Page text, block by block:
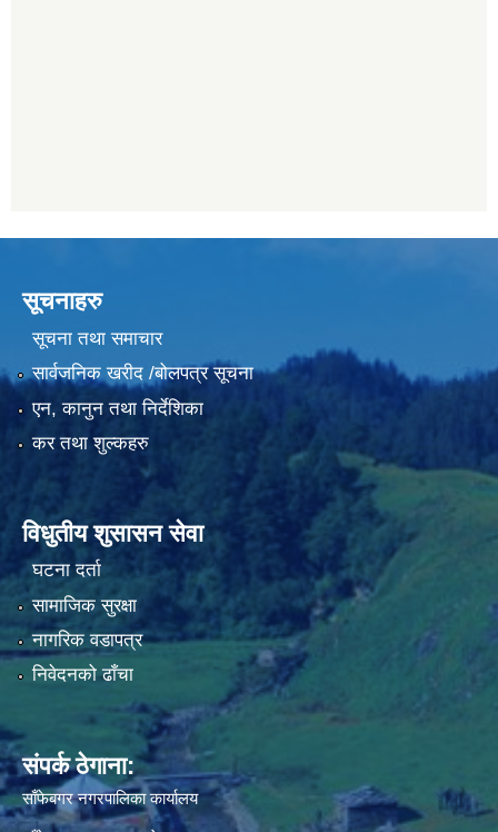
सूचनाहरु
सूचना तथा समाचार
सार्वजनिक खरीद /बोलपत्र सूचना
एन, कानुन तथा निर्देशिका
कर तथा शुल्कहरु
विधुतीय शुसासन सेवा
घटना दर्ता
सामाजिक सुरक्षा
नागरिक वडापत्र
निवेदनको ढाँचा
संपर्क ठेगाना:
साँफेबगर नगरपालिका कार्यालय